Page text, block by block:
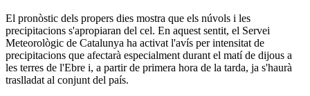
El pronòstic dels propers dies mostra que els núvols i les
precipitacions s'apropiaran del cel. En aquest sentit, el Servei
Meteorològic de Catalunya ha activat l'avís per intensitat de
precipitacions que afectarà especialment durant el matí de dijous a
les terres de l'Ebre i, a partir de primera hora de la tarda, ja s'haurà
traslladat al conjunt del país.